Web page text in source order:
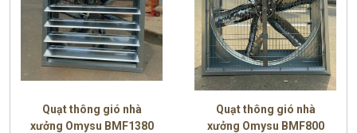
Quạt thông gió nhà
xưởng Omysu BMF1380
Quạt thông gió nhà
xưởng Omysu BMF800